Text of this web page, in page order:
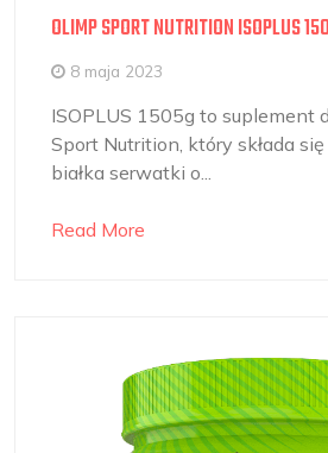
OLIMP SPORT NUTRITION ISOPLUS
8 maja 2023
ISOPLUS 1505g to suplement
Sport Nutrition, który składa
białka serwatki o...
Read More